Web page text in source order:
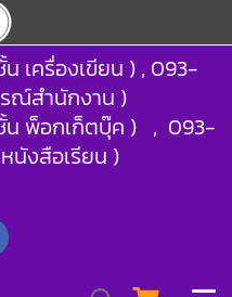
เครื่องเขียน ) , 093-
ณ์สำนักงาน )
น พ็อกเก็ตบุ๊ค ) , 093-
งสือเรียน )